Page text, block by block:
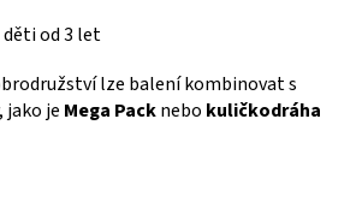
od 3 let
lze balení kombinovat s
jako je Mega Packnebo kuličkodráha